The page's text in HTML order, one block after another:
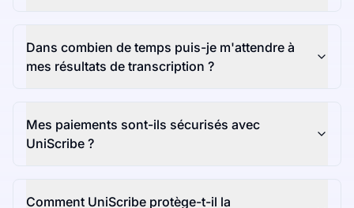
Dans combien de temps puis-je m'attendre à
mes résultats de transcription ?
Mes paiements sont-ils sécurisés avec
UniScribe ?
Comment UniScribe protège-t-il la